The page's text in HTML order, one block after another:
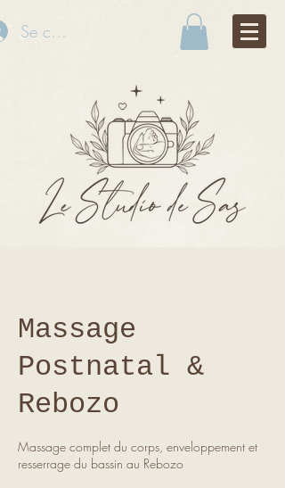
Se connecter
Massage
Postnatal &
Rebozo
Massage complet du corps, enveloppement et
resserrage du bassin au Rebozo